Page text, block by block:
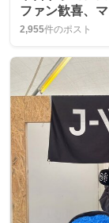
ファン歓喜、
2,955件のポスト